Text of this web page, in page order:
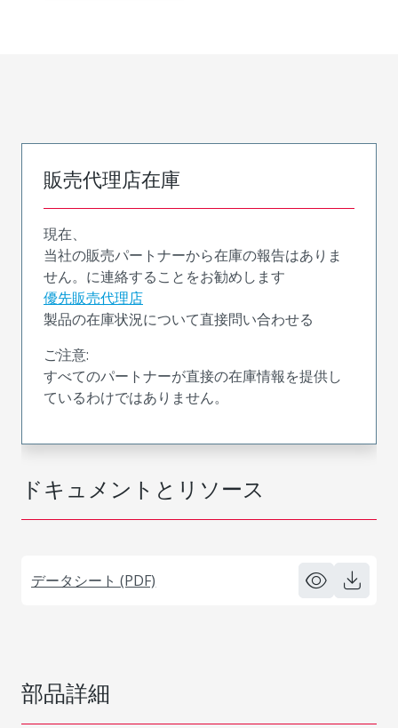
ドキュメントとリソース
データシート (PDF)
販売代理店在庫
現在、
当社の販売パートナーから在庫の報告はありま
せん。に連絡することをお勧めします
優先販売代理店
製品の在庫状況について直接問い合わせる
ご注意:
すべてのパートナーが直接の在庫情報を提供し
ているわけではありません。
部品詳細